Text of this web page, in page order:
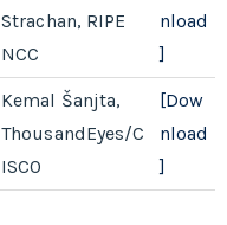
Strachan, RIPE
NCC
nload
]
Kemal Šanjta,
ThousandEyes/C
ISCO
[Dow
nload
]